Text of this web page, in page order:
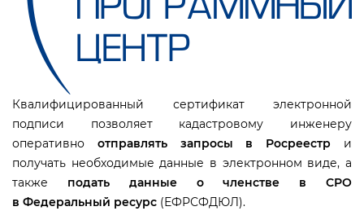
Квалифицированный сертификат электронной
подписи позволяет кадастровому инженеру
оперативно отправлять запросы в Росреестр и
получать необходимые данные в электронном виде, а
также подать данные о членстве в СРО
Федеральный ресурс (ЕФРСФДЮЛ).